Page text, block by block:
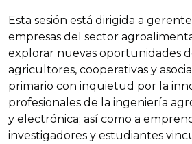
Esta sesión está dirigida a
empresas del sector
explorar nuevas oportunidades
agricultores, cooperativas y
primario con inquietud por la
profesionales de la ingeniería
y electrónica; así como a
investigadores y estudiantes